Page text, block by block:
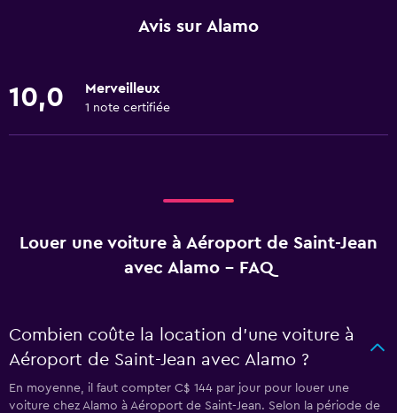
Avis sur Alamo
10,0 Merveilleux
1 note certifiée
Louer une voiture à Aéroport de Saint-Jean
avec Alamo - FAQ
Combien coûte la location d’une voiture à
Aéroport de Saint-Jean avec Alamo ?
En moyenne, il faut compter C$ 144 par jour pour louer une
voiture chez Alamo à Aéroport de Saint-Jean. Selon la période de